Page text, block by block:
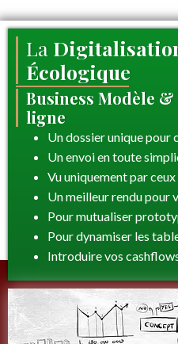
La
Écologique
Business Modèle &
ligne
Un dossier unique pour
Un envoi en toute
Vu uniquement par ceux
Un meilleur rendu pour
Pour mutualiser
Pour dynamiser les
Introduire vos